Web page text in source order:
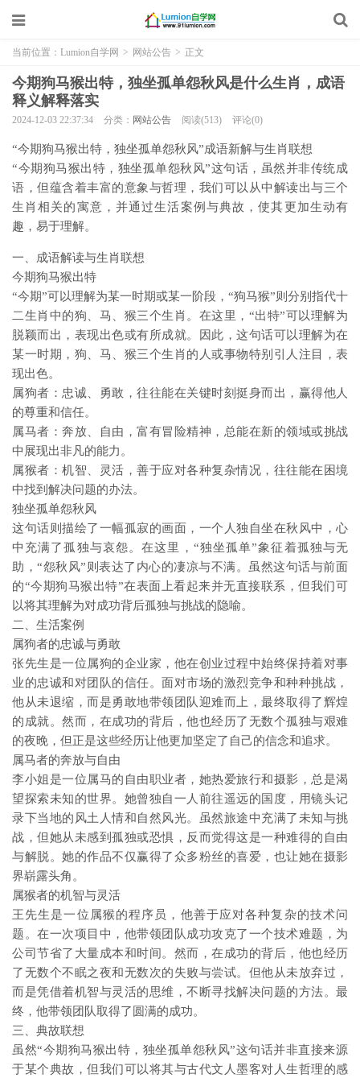
当前位置： Lumion自学网 > 网站公告 > 正文
今期狗马猴出特，独坐孤单怨秋风是什么生肖，成语
释义解释落实
2024-12-03 22:37:34 分类： 网站公告 阅读(513) 评论(0)
“今期狗马猴出特，独坐孤单怨秋风”成语新解与生肖联想
“今期狗马猴出特，独坐孤单怨秋风”这句话，虽然并非传统成
语，但蕴含着丰富的意象与哲理，我们可以从中解读出与三个
生肖相关的寓意，并通过生活案例与典故，使其更加生动有
趣，易于理解。
一、成语解读与生肖联想
今期狗马猴出特
“今期”可以理解为某一时期或某一阶段，“狗马猴”则分别指代十
二生肖中的狗、马、猴三个生肖。在这里，“出特”可以理解为
脱颖而出，表现出色或有所成就。因此，这句话可以理解为在
某一时期，狗、马、猴三个生肖的人或事物特别引人注目，表
现出色。
属狗者：忠诚、勇敢，往往能在关键时刻挺身而出，赢得他人
的尊重和信任。
属马者：奔放、自由，富有冒险精神，总能在新的领域或挑战
中展现出非凡的能力。
属猴者：机智、灵活，善于应对各种复杂情况，往往能在困境
中找到解决问题的办法。
独坐孤单怨秋风
这句话则描绘了一幅孤寂的画面，一个人独自坐在秋风中，心
中充满了孤独与哀怨。在这里，“独坐孤单”象征着孤独与无
助，“怨秋风”则表达了内心的凄凉与不满。虽然这句话与前面
的“今期狗马猴出特”在表面上看起来并无直接联系，但我们可
以将其理解为对成功背后孤独与挑战的隐喻。
二、生活案例
属狗者的忠诚与勇敢
张先生是一位属狗的企业家，他在创业过程中始终保持着对事
业的忠诚和对团队的信任。面对市场的激烈竞争和种种挑战，
他从未退缩，而是勇敢地带领团队迎难而上，最终取得了辉煌
的成就。然而，在成功的背后，他也经历了无数个孤独与艰难
的夜晚，但正是这些经历让他更加坚定了自己的信念和追求。
属马者的奔放与自由
李小姐是一位属马的自由职业者，她热爱旅行和摄影，总是渴
望探索未知的世界。她曾独自一人前往遥远的国度，用镜头记
录下当地的风土人情和自然风光。虽然旅途中充满了未知与挑
战，但她从未感到孤独或恐惧，反而觉得这是一种难得的自由
与解脱。她的作品不仅赢得了众多粉丝的喜爱，也让她在摄影
界崭露头角。
属猴者的机智与灵活
王先生是一位属猴的程序员，他善于应对各种复杂的技术问
题。在一次项目中，他带领团队成功攻克了一个技术难题，为
公司节省了大量成本和时间。然而，在成功的背后，他也经历
了无数个不眠之夜和无数次的失败与尝试。但他从未放弃过，
而是凭借着机智与灵活的思维，不断寻找解决问题的方法。最
终，他带领团队取得了圆满的成功。
三、典故联想
虽然“今期狗马猴出特，独坐孤单怨秋风”这句话并非直接来源
于某个典故，但我们可以将其与古代文人墨客对人生哲理的感